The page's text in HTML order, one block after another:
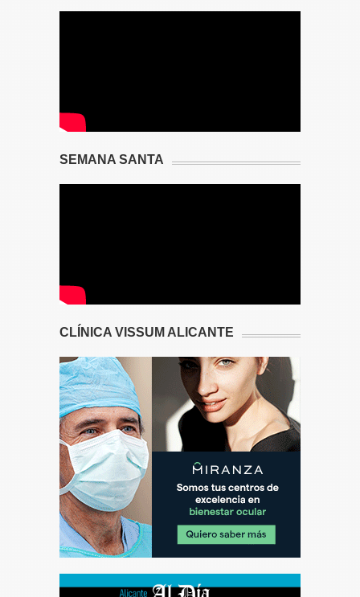
SEMANA SANTA
CLÍNICA VISSUM ALICANTE